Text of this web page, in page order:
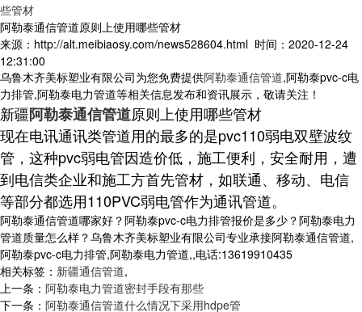
些管材
阿勒泰通信管道原则上使用哪些管材
来源：http://alt.meibiaosy.com/news528604.html 时间：2020-12-24
12:31:00
乌鲁木齐美标塑业有限公司为您免费提供阿勒泰通信管道,阿勒泰pvc-c电
力排管,阿勒泰电力管道等相关信息发布和资讯展示，敬请关注！
新疆阿勒泰通信管道原则上使用哪些管材
现在电讯通讯类管道用的最多的是pvc110弱电双壁波纹
管，这种pvc弱电管因造价低，施工便利，安全耐用，遭
到电信类企业和施工方首先管材，如联通、移动、电信
等部分都选用110PVC弱电管作为通讯管道。
阿勒泰通信管道哪家好？阿勒泰pvc-c电力排管报价是多少？阿勒泰电力
管道质量怎么样？乌鲁木齐美标塑业有限公司专业承接阿勒泰通信管道,
阿勒泰pvc-c电力排管,阿勒泰电力管道,,电话:13619910435
相关标签： 新疆通信管道,
上一条： 阿勒泰电力管道密封手段有那些
下一条： 阿勒泰通信管道什么情况下采用hdpe管